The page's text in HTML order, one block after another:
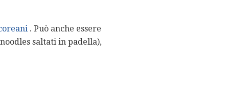
. Può anche essere
saltati in padella),